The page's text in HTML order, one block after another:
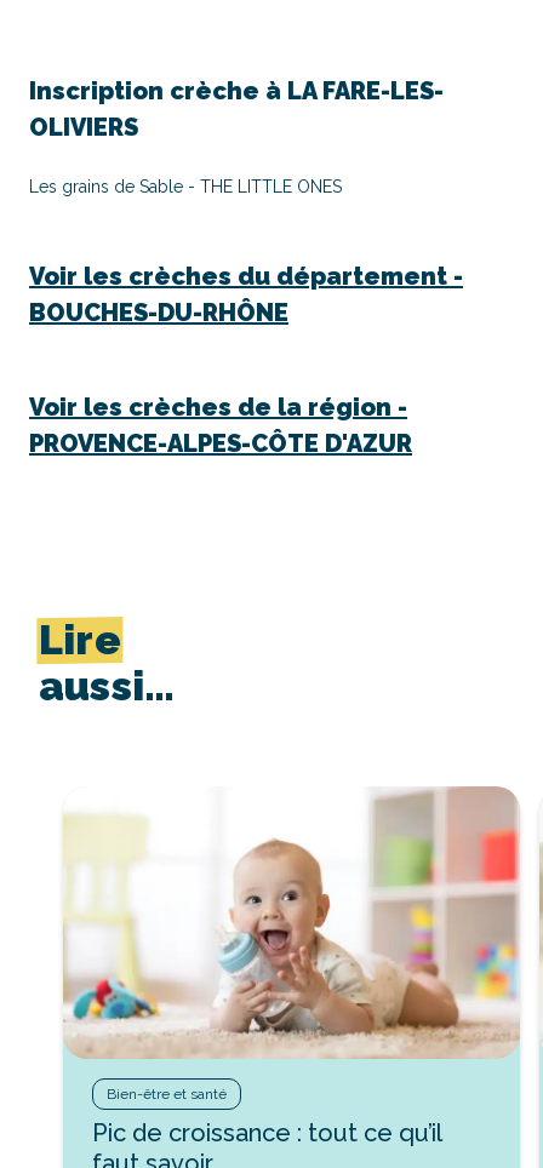
Inscription crèche à LA FARE-LES-
OLIVIERS
Les grains de Sable - THE LITTLE ONES
Voir les crèches du département -
BOUCHES-DU-RHÔNE
Voir les crèches de la région -
PROVENCE-ALPES-CÔTE D'AZUR
Lire
aussi…
Bien-être et santé
Pic de croissance : tout ce qu’il